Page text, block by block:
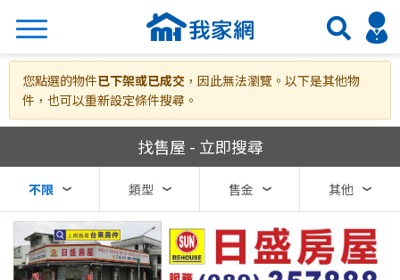
搜尋
縣市 區域
您點選的物件已下架或已成交 ，因此無法瀏覽。以下是其他物
件，也可以重新設定條件搜尋。
我家網房屋買賣
找售屋 - 立即搜尋
不限 類型 售金 其他